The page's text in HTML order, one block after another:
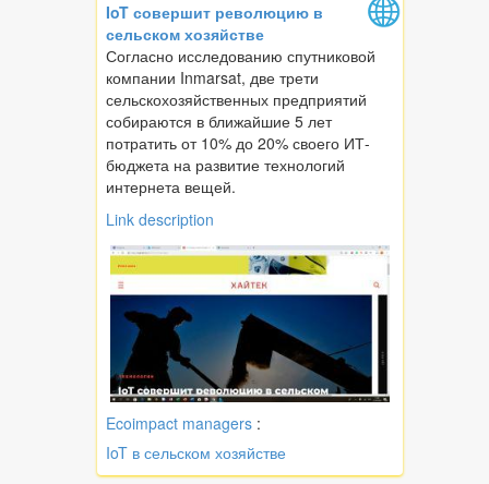
IoT совершит революцию в
сельском хозяйстве
Согласно исследованию спутниковой
компании Inmarsat, две трети
сельскохозяйственных предприятий
собираются в ближайшие 5 лет
потратить от 10% до 20% своего ИТ-
бюджета на развитие технологий
интернета вещей.
Link description
Ecoimpact managers :
IoT в сельском хозяйстве